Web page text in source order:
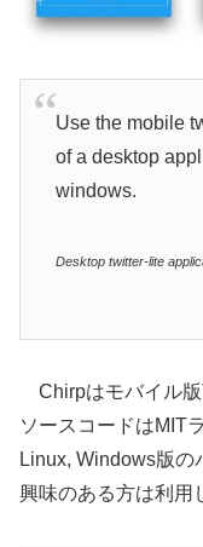
Use the mobile
of a desktop
windows.
Desktop twitter-lite
Chirpはモバイル版
ソースコードはMIT
Linux, Windows版の
興味のある方は利用